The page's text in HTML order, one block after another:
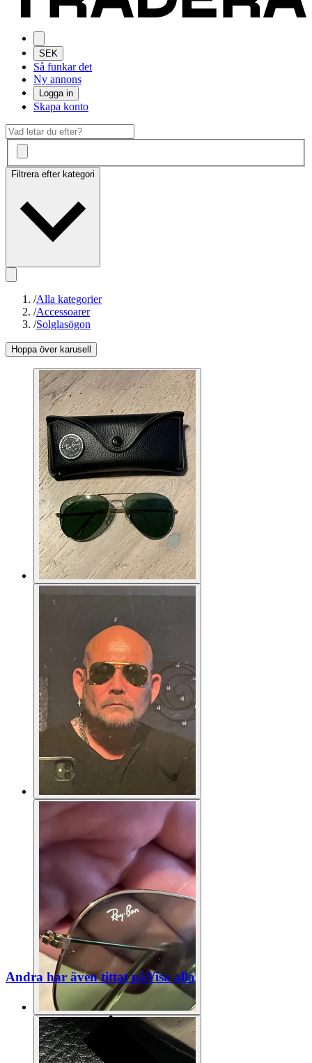
SEK
Så funkar det
Ny annons
Logga in
Skapa konto
Filtrera efter kategori
/Alla kategorier
/Accessoarer
/Solglasögon
Hoppa över karusell
Andra har även tittat påVisa alla